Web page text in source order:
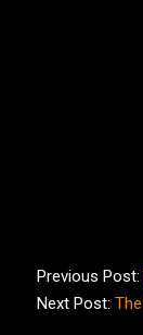
02-
14
Previous Post:
Next Post: